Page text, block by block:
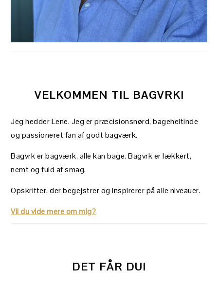
VELKOMMEN TIL BAGVRK!
Jeg hedder Lene. Jeg er præcisionsnørd, bageheltinde
og passioneret fan af godt bagværk.
Bagvrk er bagværk, alle kan bage. Bagvrk er lækkert,
nemt og fuld af smag.
Opskrifter, der begejstrer og inspirerer på alle niveauer.
Vil du vide mere om mig?
DET FÅR DU!